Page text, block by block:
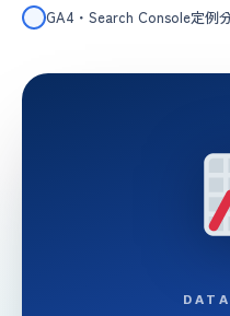
GA4・Search Console定例